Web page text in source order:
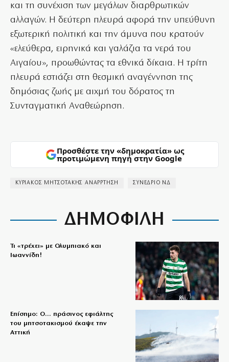
και τη συνέχιση των μεγάλων διαρθρωτικών
αλλαγών. Η δεύτερη πλευρά αφορά την υπεύθυνη
εξωτερική πολιτική και την άμυνα που κρατούν
«ελεύθερα, ειρηνικά και γαλάζια τα νερά του
Αιγαίου», προωθώντας τα εθνικά δίκαια. Η τρίτη
πλευρά εστιάζει στη θεσμική αναγέννηση της
δημόσιας ζωής με αιχμή του δόρατος τη
Συνταγματική Αναθεώρηση.
Προσθέστε την «δημοκρατία» ως
προτιμώμενη πηγή στην Google
ΚΥΡΙΑΚΟΣ ΜΗΤΣΟΤΑΚΗΣ ΑΝΑΡΡΤΗΣΗ ΣΥΝΕΔΡΙΟ ΝΔ
ΔΗΜΟΦΙΛΗ
Τι «τρέχει» με Ολυμπιακό και
Ιωαννίδη!
Επίσημο: Ο… πράσινος εφιάλτης
του μητσοτακισμού έκαψε την
Αττική